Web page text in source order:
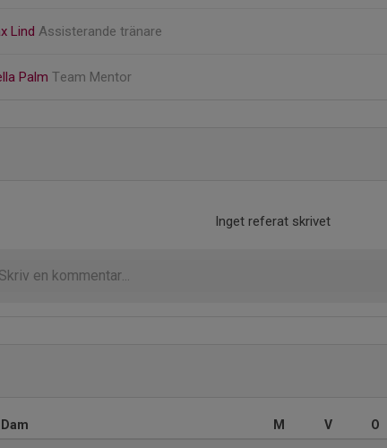
Lind Assisterande tränare
Palm Team Mentor
Inget referat skrivet
M V O